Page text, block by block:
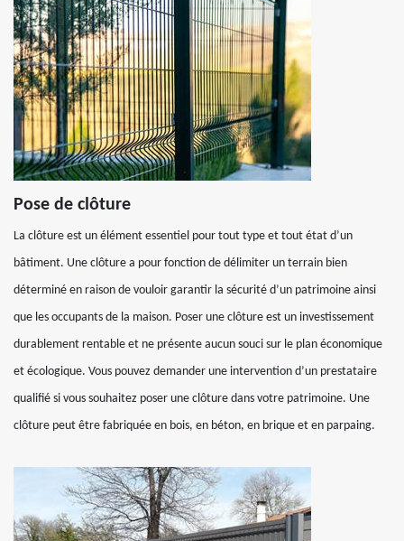
Pose de clôture
La clôture est un élément essentiel pour tout type et tout état d’un
bâtiment. Une clôture a pour fonction de délimiter un terrain bien
déterminé en raison de vouloir garantir la sécurité d’un patrimoine ainsi
que les occupants de la maison. Poser une clôture est un investissement
durablement rentable et ne présente aucun souci sur le plan économique
et écologique. Vous pouvez demander une intervention d’un prestataire
qualifié si vous souhaitez poser une clôture dans votre patrimoine. Une
clôture peut être fabriquée en bois, en béton, en brique et en parpaing.